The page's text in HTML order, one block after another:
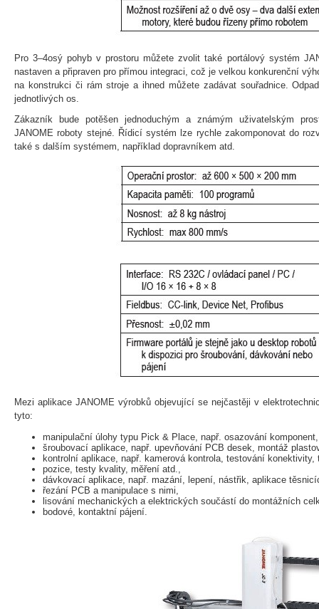
Pro 3–4osý pohyb v prostoru můžete zvolit také portálový systém
nastaven a připraven pro přímou integraci, což je velkou konkurenční
na konstrukci či rám stroje a ihned můžete zadávat souřadnice.
jednotlivých os.
Zákazník bude potěšen jednoduchým a známým uživatelským
JANOME roboty stejné. Řídicí systém lze rychle zakomponovat do
také s dalším systémem, například dopravníkem atd.
Mezi aplikace JANOME výrobků objevující se nejčastěji v
tyto:
manipulační úlohy typu Pick & Place, např. osazování komponent,
šroubovací aplikace, např. upevňování PCB desek, montáž
kontrolní aplikace, např. kamerová kontrola, testování
pozice, testy kvality, měření atd.,
dávkovací aplikace, např. mazání, lepení, nástřik, aplikace
řezání PCB a manipulace s nimi,
lisování mechanických a elektrických součástí do montážních
bodové, kontaktní pájení.